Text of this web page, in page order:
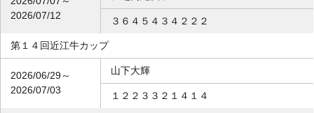
2026/07/12
３６４５４３４２２２
第１４回近江牛カップ
2026/06/29～
2026/07/03
山下大輝
１２２３３２１４１４